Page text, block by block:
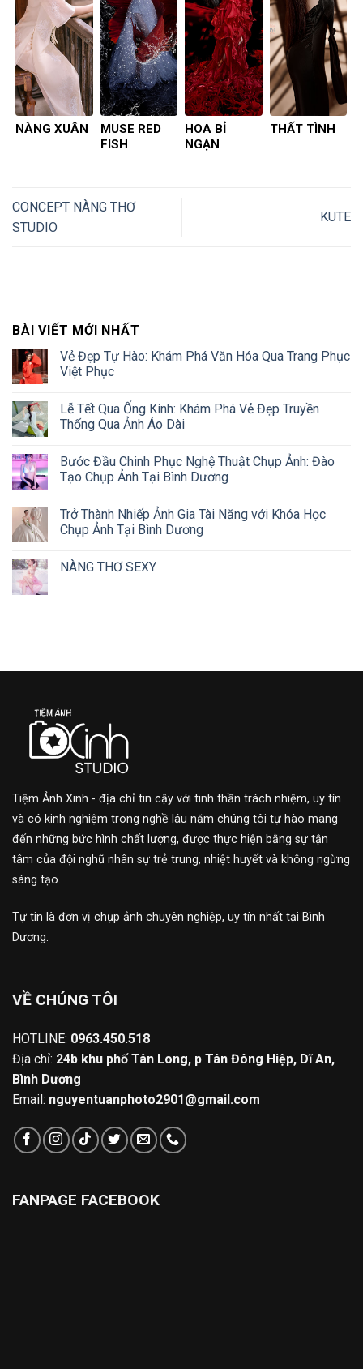
NÀNG XUÂN
MUSE RED
FISH
HOA BỈ
NGẠN
THẤT TÌNH
CONCEPT NÀNG THƠ
STUDIO
KUTE
BÀI VIẾT MỚI NHẤT
Vẻ Đẹp Tự Hào: Khám Phá Văn Hóa Qua Trang Phục
Việt Phục
Lễ Tết Qua Ống Kính: Khám Phá Vẻ Đẹp Truyền
Thống Qua Ảnh Áo Dài
Bước Đầu Chinh Phục Nghệ Thuật Chụp Ảnh: Đào
Tạo Chụp Ảnh Tại Bình Dương
Trở Thành Nhiếp Ảnh Gia Tài Năng với Khóa Học
Chụp Ảnh Tại Bình Dương
NÀNG THƠ SEXY
Tiệm Ảnh Xinh - địa chỉ tin cậy với tinh thần trách nhiệm, uy tín
và có kinh nghiệm trong nghề lâu năm chúng tôi tự hào mang
đến những bức hình chất lượng, được thực hiện bằng sự tận
tâm của đội nghũ nhân sự trẻ trung, nhiệt huyết và không ngừng
sáng tạo.
Tự tin là đơn vị chụp ảnh chuyên nghiệp, uy tín nhất tại Bình
Dương.
VỀ CHÚNG TÔI
HOTLINE: 0963.450.518
Địa chỉ: 24b khu phố Tân Long, p Tân Đông Hiệp, Dĩ An,
Bình Dương
Email: nguyentuanphoto2901@gmail.com
FANPAGE FACEBOOK